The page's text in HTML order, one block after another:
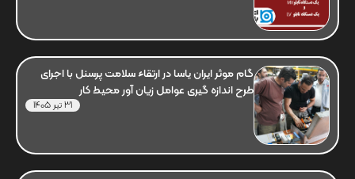
گام موثر ایران یاسا در ارتقاء سلامت پرسنل با اجرای
طرح اندازه گیری عوامل زیان آور محیط کار
31 تیر 1405